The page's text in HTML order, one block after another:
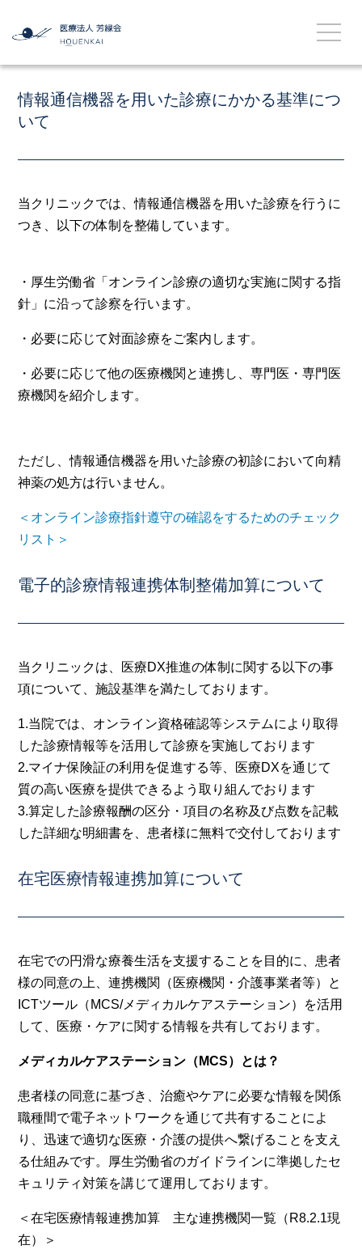
情報通信機器を用いた診療にかかる基準につ
いて
当クリニックでは、情報通信機器を用いた診療を行うに
つき、以下の体制を整備しています。
・厚生労働省「オンライン診療の適切な実施に関する指
針」に沿って診察を行います。
・必要に応じて対面診療をご案内します。
・必要に応じて他の医療機関と連携し、専門医・専門医
療機関を紹介します。
ただし、情報通信機器を用いた診療の初診において向精
神薬の処方は行いません。
＜オンライン診療指針遵守の確認をするためのチェック
リスト＞
電子的診療情報連携体制整備加算について
当クリニックは、医療DX推進の体制に関する以下の事
項について、施設基準を満たしております。
1.当院では、オンライン資格確認等システムにより取得
した診療情報等を活用して診療を実施しております
2.マイナ保険証の利用を促進する等、医療DXを通じて
質の高い医療を提供できるよう取り組んでおります
3.算定した診療報酬の区分・項目の名称及び点数を記載
した詳細な明細書を、患者様に無料で交付しております
在宅医療情報連携加算について
在宅での円滑な療養生活を支援することを目的に、患者
様の同意の上、連携機関（医療機関・介護事業者等）と
ICTツール（MCS/メディカルケアステーション）を活用
して、医療・ケアに関する情報を共有しております。
メディカルケアステーション（MCS）とは？
患者様の同意に基づき、治癒やケアに必要な情報を関係
職種間で電子ネットワークを通じて共有することによ
り、迅速で適切な医療・介護の提供へ繋げることを支え
る仕組みです。厚生労働省のガイドラインに準拠したセ
キュリティ対策を講じて運用しております。
＜在宅医療情報連携加算 主な連携機関一覧（R8.2.1現
在）＞